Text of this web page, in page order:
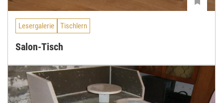
Lesergalerie Tischlern
Salon-Tisch